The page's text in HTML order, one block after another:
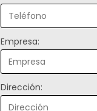
Empresa:
Dirección: